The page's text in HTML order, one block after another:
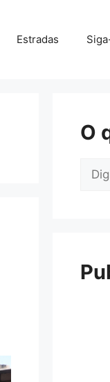
Estradas
O